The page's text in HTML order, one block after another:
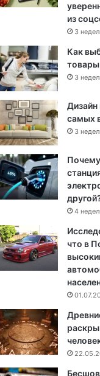
из
3
Как
3
Дизайн
самых
3
4
что в